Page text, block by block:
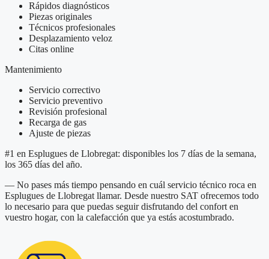
Rápidos diagnósticos
Piezas originales
Técnicos profesionales
Desplazamiento veloz
Citas online
Mantenimiento
Servicio correctivo
Servicio preventivo
Revisión profesional
Recarga de gas
Ajuste de piezas
#1 en Esplugues de Llobregat: disponibles los 7 días de la semana,
los 365 días del año.
— No pases más tiempo pensando en cuál servicio técnico roca en
Esplugues de Llobregat llamar. Desde nuestro SAT ofrecemos todo
lo necesario para que puedas seguir disfrutando del confort en
vuestro hogar, con la calefacción que ya estás acostumbrado.